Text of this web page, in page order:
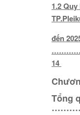
1.2
đến
14
Tổng